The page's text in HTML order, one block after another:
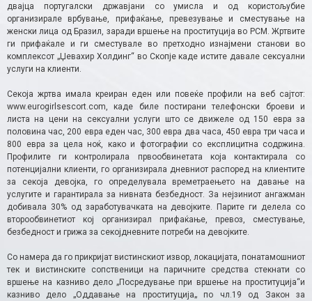
двајца португалски државјани со умисла и од користољубие
организирале врбување, прифаќање, превезување и сместување на
женски лица од Бразил, заради вршење на проституција во РСМ. Жртвите
ги прифаќале и ги сместувале во претходно изнајмени станови во
комплексот „Џевахир Холдинг“ во Скопје каде истите давале сексуални
услуги на клиенти.
Секоја жртва имала креиран еден или повеќе профили на веб сајтот:
www.eurogirlsescort.com, каде биле постирани телефонски броеви и
листа на цени на сексуални услуги што се движеле од 150 евра за
половина час, 200 евра еден час, 300 евра два часа, 450 евра три часа и
800 евра за цела ноќ, како и фотографии со експлицитна содржина.
Профилите ги контролирала првообвинетата која контактирала со
потенцијални клиенти, го организирала дневниот распоред на клиентите
за секоја девојка, го определувала времетраењето на давање на
услугите и гарантирала за нивната безбедност. За нејзиниот ангажман
добивала 30% од заработувачката на девојките. Парите ги делела со
второобвинетиот кој организирал прифаќање, превоз, сместување,
безбедност и грижа за секојдневните потреби на девојките.
Со намера да го прикријат вистинскиот извор, локацијата, понатамошниот
тек и вистинските сопственици на паричните средства стекнати со
вршење на казниво дело „Посредување при вршење на проституција“и
казниво дело „Оддавање на проституција„ по чл.19 од Закон за